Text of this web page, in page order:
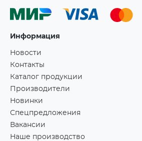
Информация
Новости
Контакты
Каталог продукции
Производители
Новинки
Спецпредложения
Вакансии
Наше производство